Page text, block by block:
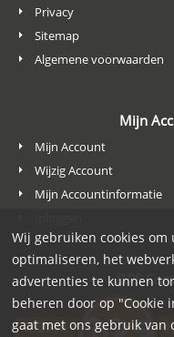
Privacy
Sitemap
Algemene voorwaarden
Mijn
Mijn Account
Wijzig Account
Mijn Accountinformatie
DPS
Wij gebruiken cookies
optimaliseren, het
advertenties te kunnen
beheren door op "Cookie
gaat met ons gebruik van